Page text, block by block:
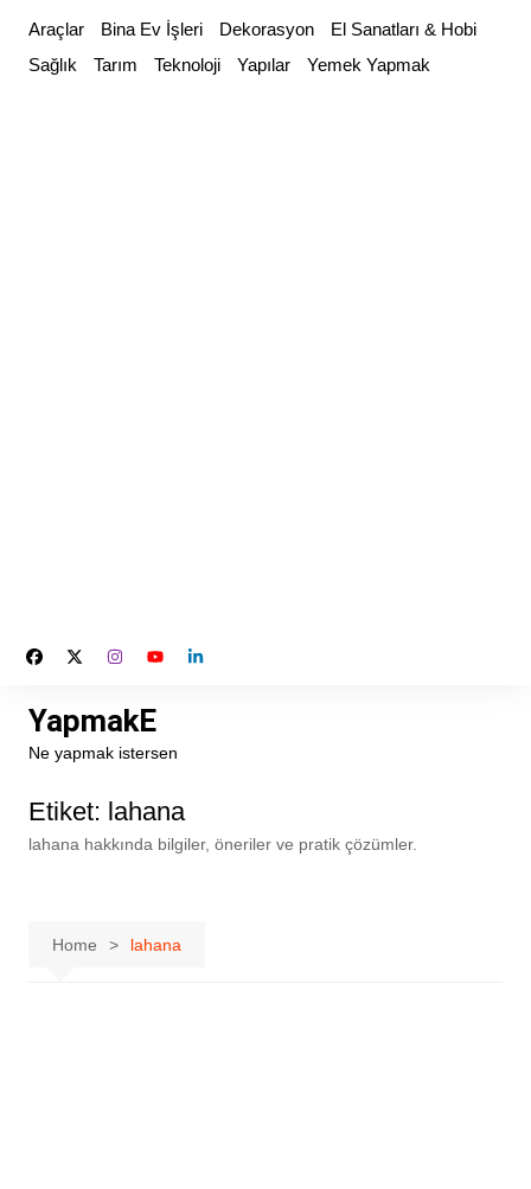
content
Araçlar Bina Ev İşleri Dekorasyon
El Sanatları & Hobi
Sağlık
Tarım Teknoloji Yapılar Yemek Yapmak
YapmakE
Ne yapmak istersen
Etiket: lahana
lahana hakkında bilgiler, öneriler ve pratik çözümler.
Home lahana